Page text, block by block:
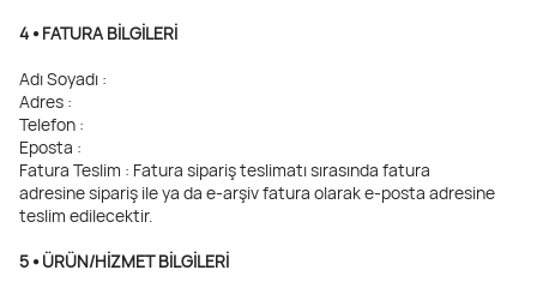
4 ⦁ FATURA BİLGİLERİ
Adı Soyadı :
Adres :
Telefon :
Eposta :
Fatura Teslim : Fatura sipariş teslimatı sırasında fatura
adresine sipariş ile ya da e-arşiv fatura olarak e-posta adresine
teslim edilecektir.
5 ⦁ ÜRÜN/HİZMET BİLGİLERİ